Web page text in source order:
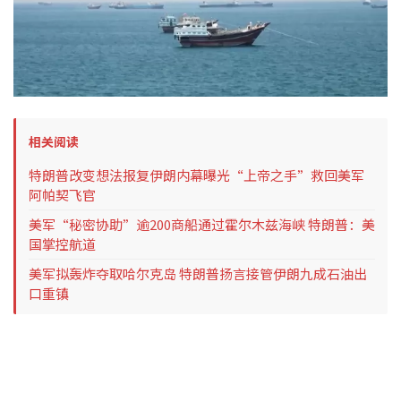
相关阅读
特朗普改变想法报复伊朗内幕曝光“上帝之手”救回美军
阿帕契飞官
美军“秘密协助”逾200商船通过霍尔木兹海峡 特朗普：美
国掌控航道
美军拟轰炸夺取哈尔克岛 特朗普扬言接管伊朗九成石油出
口重镇